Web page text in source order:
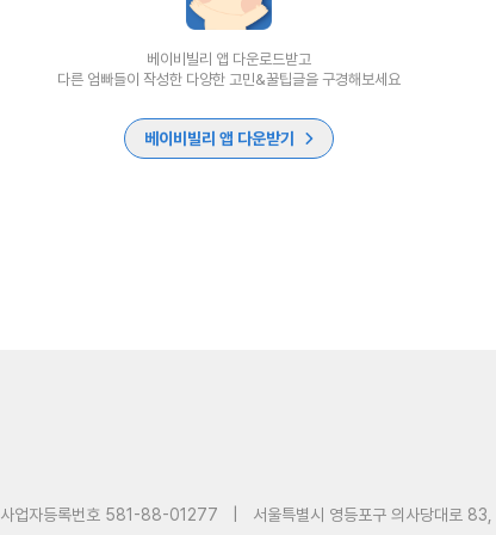
베이비빌리 앱 다운로드받고
다른 엄빠들이 작성한 다양한 고민&꿀팁글을 구경해보세요
베이비빌리 앱 다운받기
사업자등록번호 581-88-01277 서울특별시 영등포구 의사당대로